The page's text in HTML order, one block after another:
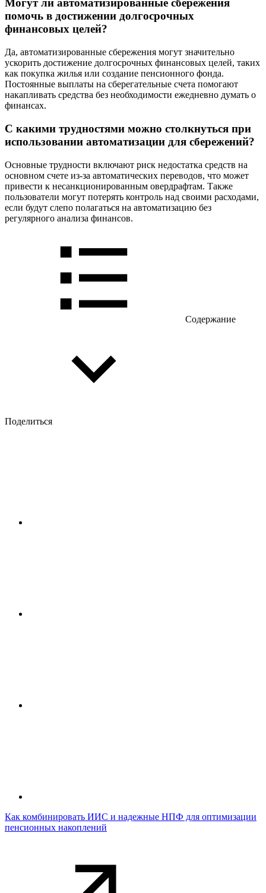
Могут ли автоматизированные сбережения
помочь в достижении долгосрочных
финансовых целей?
Да, автоматизированные сбережения могут значительно
ускорить достижение долгосрочных финансовых целей, таких
как покупка жилья или создание пенсионного фонда.
Постоянные выплаты на сберегательные счета помогают
накапливать средства без необходимости ежедневно думать о
финансах.
С какими трудностями можно столкнуться при
использовании автоматизации для сбережений?
Основные трудности включают риск недостатка средств на
основном счете из-за автоматических переводов, что может
привести к несанкционированным овердрафтам. Также
пользователи могут потерять контроль над своими расходами,
если будут слепо полагаться на автоматизацию без
регулярного анализа финансов.
Содержание
Поделиться
Как комбинировать ИИС и надежные НПФ для оптимизации
пенсионных накоплений